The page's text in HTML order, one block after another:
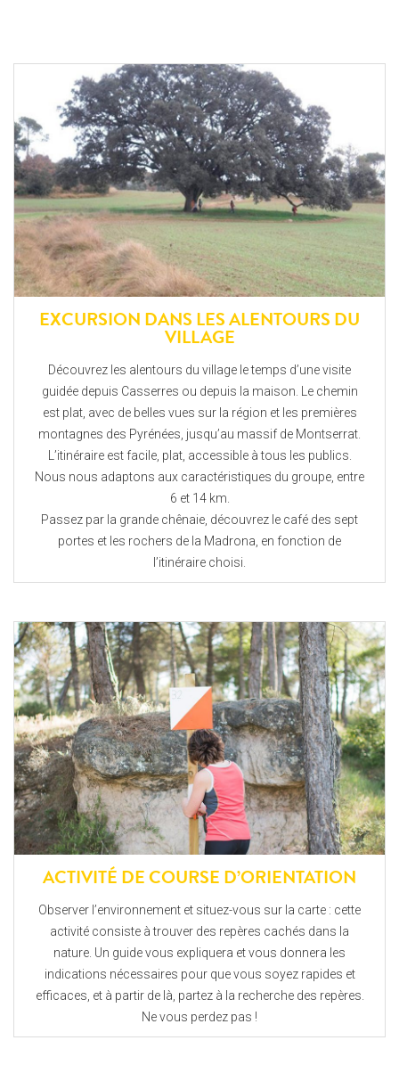
EXCURSION DANS LES ALENTOURS DU
VILLAGE
Découvrez les alentours du village le temps d’une visite
guidée depuis Casserres ou depuis la maison. Le chemin
est plat, avec de belles vues sur la région et les premières
montagnes des Pyrénées, jusqu’au massif de Montserrat.
L’itinéraire est facile, plat, accessible à tous les publics.
Nous nous adaptons aux caractéristiques du groupe, entre
6 et 14 km.
Passez par la grande chênaie, découvrez le café des sept
portes et les rochers de la Madrona, en fonction de
l’itinéraire choisi.
ACTIVITÉ DE COURSE D’ORIENTATION
Observer l’environnement et situez-vous sur la carte : cette
activité consiste à trouver des repères cachés dans la
nature. Un guide vous expliquera et vous donnera les
indications nécessaires pour que vous soyez rapides et
efficaces, et à partir de là, partez à la recherche des repères.
Ne vous perdez pas !